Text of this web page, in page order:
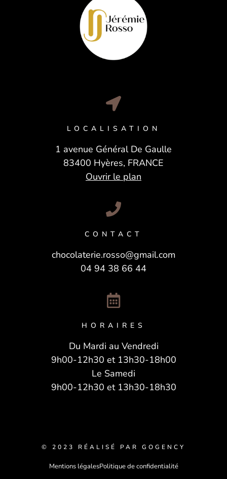
LOCALISATION
1 avenue Général De Gaulle
83400 Hyères, FRANCE
Ouvrir le plan
CONTACT
chocolaterie.rosso@gmail.com
04 94 38 66 44
HORAIRES
Du Mardi au Vendredi
9h00-12h30 et 13h30-18h00
Le Samedi
9h00-12h30 et 13h30-18h30
© 2023 RÉALISÉ PAR GOGENCY
Mentions légalesPolitique de confidentialité